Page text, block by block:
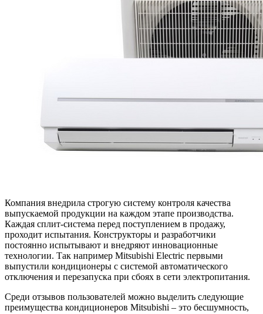
Компания внедрила строгую систему контроля качества
выпускаемой продукции на каждом этапе производства.
Каждая сплит-система перед поступлением в продажу,
проходит испытания. Конструкторы и разработчики
постоянно испытывают и внедряют инновационные
технологии. Так например Mitsubishi Electric первыми
выпустили кондиционеры с системой автоматического
отключения и перезапуска при сбоях в сети электропитания.
Среди отзывов пользователей можно выделить следующие
преимущества кондиционеров Mitsubishi – это бесшумность,